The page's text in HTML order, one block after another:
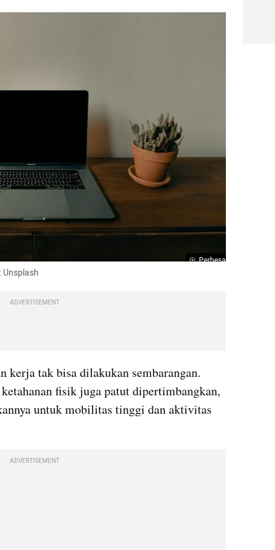
Perbesar
ADVERTISEMENT
kerja tak bisa dilakukan sembarangan.
fisik juga patut dipertimbangkan,
untuk mobilitas tinggi dan aktivitas
ADVERTISEMENT